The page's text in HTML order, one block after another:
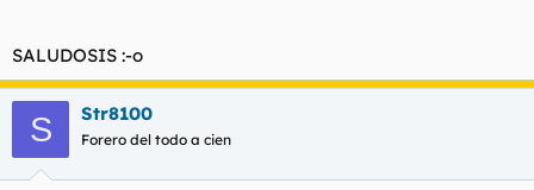
SALUDOSIS :-o
S Str8100
Forero del todo a cien